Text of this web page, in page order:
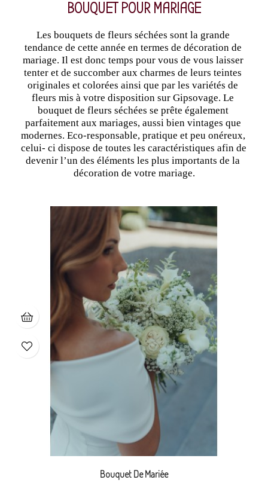
BOUQUET POUR MARIAGE
Les bouquets de fleurs séchées sont la grande
tendance de cette année en termes de décoration de
mariage. Il est donc temps pour vous de vous laisser
tenter et de succomber aux charmes de leurs teintes
originales et colorées ainsi que par les variétés de
fleurs mis à votre disposition sur Gipsovage. Le
bouquet de fleurs séchées se prête également
parfaitement aux mariages, aussi bien vintages que
modernes. Eco-responsable, pratique et peu onéreux,
celui- ci dispose de toutes les caractéristiques afin de
devenir l’un des éléments les plus importants de la
décoration de votre mariage.
Bouquet De Mariée